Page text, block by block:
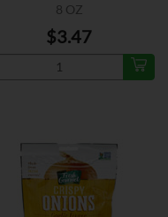
8 OZ
$3.47